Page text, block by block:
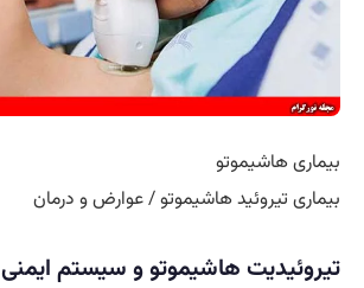
بیماری هاشیموتو
بیماری تیروئید هاشیموتو / عوارض و درمان
تیروئیدیت هاشیموتو و سیستم ایمنی